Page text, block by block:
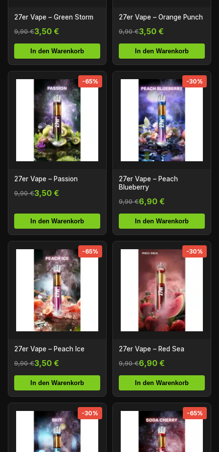
27er Vape – Green Storm
9,90 €3,50 €
In den Warenkorb
27er Vape – Orange Punch
9,90 €3,50 €
In den Warenkorb
-65%
27er Vape – Passion
9,90 €3,50 €
In den Warenkorb
-30%
27er Vape – Peach
Blueberry
9,90 €6,90 €
In den Warenkorb
-65%
27er Vape – Peach Ice
9,90 €3,50 €
In den Warenkorb
-30%
27er Vape – Red Sea
9,90 €6,90 €
In den Warenkorb
-30% -65%